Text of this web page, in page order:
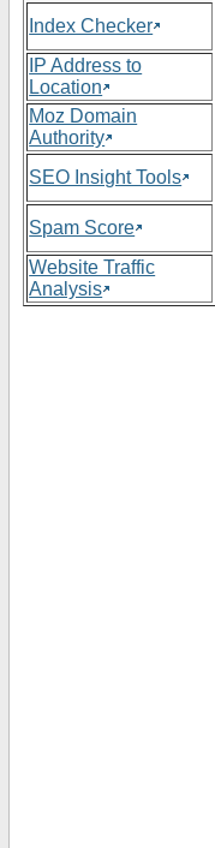
Index Checker
IP Address to
Location
Moz Domain
Authority
SEO Insight Tools
Spam Score
Website Traffic
Analysis